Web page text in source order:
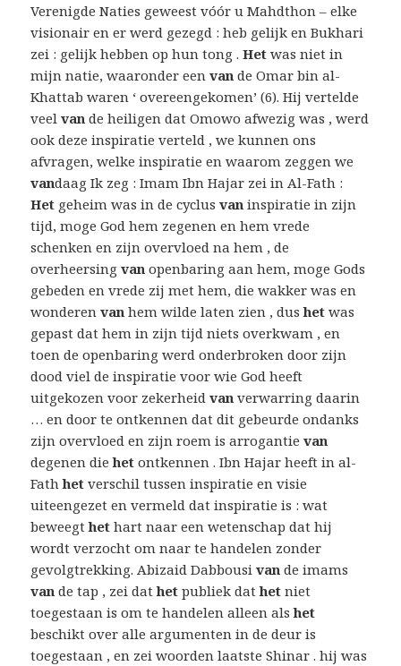
Verenigde Naties geweest vóór u Mahdthon – elke
visionair en er werd gezegd : heb gelijk en Bukhari
zei : gelijk hebben op hun tong .Het was niet in
mijn natie, waaronder eenvan de Omar bin al-
Khattab waren ‘ overeengekomen’ (6). Hij vertelde
veelvan de heiligen dat Omowo afwezig was , werd
ook deze inspiratie verteld , we kunnen ons
afvragen, welke inspiratie en waarom zeggen we
vandaag Ik zeg : Imam Ibn Hajar zei in Al-Fath :
Het geheim was in de cyclusvan inspiratie in zijn
tijd, moge God hem zegenen en hem vrede
schenken en zijn overvloed na hem , de
overheersingvan openbaring aan hem, moge Gods
gebeden en vrede zij met hem, die wakker was en
wonderenvan hem wilde laten zien , dushet was
gepast dat hem in zijn tijd niets overkwam , en
toen de openbaring werd onderbroken door zijn
dood viel de inspiratie voor wie God heeft
uitgekozen voor zekerheidvan verwarring daarin
… en door te ontkennen dat dit gebeurde ondanks
zijn overvloed en zijn roem is arrogantievan
degenen diehet ontkennen . Ibn Hajar heeft in al-
Fathhet verschil tussen inspiratie en visie
uiteengezet en vermeld dat inspiratie is : wat
beweegthet hart naar een wetenschap dat hij
wordt verzocht om naar te handelen zonder
gevolgtrekking. Abizaid Dabbousivan de imams
van de tap , zei dathet publiek dathet niet
toegestaan is om te handelen alleen alshet
beschikt over alle argumenten in de deur is
toegestaan , en zei woorden laatste Shinar . hij was